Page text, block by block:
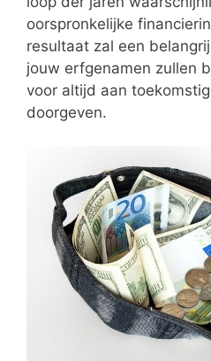
oorspronkelijke
resultaat zal een
jouw erfgenamen zullen
voor altijd aan
doorgeven.